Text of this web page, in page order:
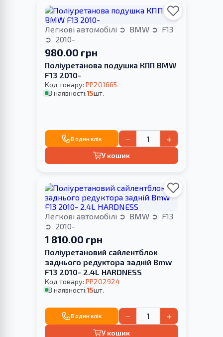
Легкові автомобілі BMW
F13
2010-
980.00 грн
Поліуретанова подушка КПП BMW
F13 2010-
Код товару: PP201665
В наявності:15шт.
В один клік − +
У кошик
Легкові автомобілі BMW
F13
2010-
1 810.00 грн
Поліуретановий сайлентблок
заднього редуктора задній Bmw
F13 2010- 2.4L HARDNESS
Код товару: PP202924
В наявності:15шт.
В один клік − +
У кошик